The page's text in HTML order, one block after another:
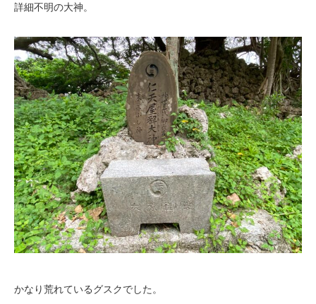
詳細不明の大神。
かなり荒れているグスクでした。